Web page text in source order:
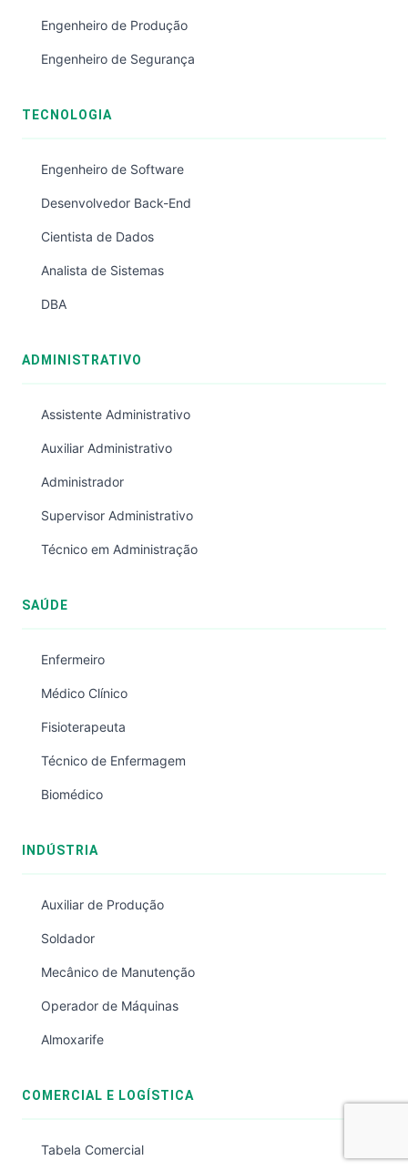
Engenheiro de Produção
Engenheiro de Segurança
TECNOLOGIA
Engenheiro de Software
Desenvolvedor Back-End
Cientista de Dados
Analista de Sistemas
DBA
ADMINISTRATIVO
Assistente Administrativo
Auxiliar Administrativo
Administrador
Supervisor Administrativo
Técnico em Administração
SAÚDE
Enfermeiro
Médico Clínico
Fisioterapeuta
Técnico de Enfermagem
Biomédico
INDÚSTRIA
Auxiliar de Produção
Soldador
Mecânico de Manutenção
Operador de Máquinas
Almoxarife
COMERCIAL E LOGÍSTICA
Tabela Comercial